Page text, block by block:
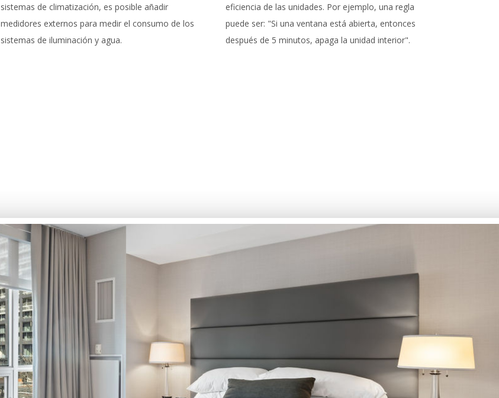
sistemas de climatización, es posible añadir
medidores externos para medir el consumo de los
sistemas de iluminación y agua.
eficiencia de las unidades. Por ejemplo, una regla
puede ser: "Si una ventana está abierta, entonces
después de 5 minutos, apaga la unidad interior".